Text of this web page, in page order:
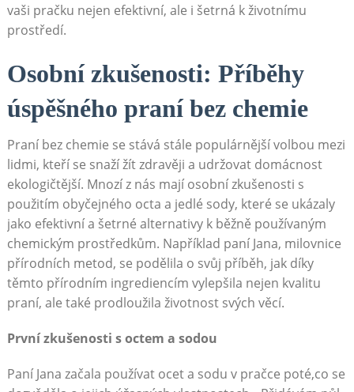
vaši pračku nejen efektivní, ⁤ale i šetrná k životnímu
prostředí.
Osobní zkušenosti: Příběhy ​
úspěšného praní bez chemie
Praní bez chemie se⁤ stává stále populárnější volbou mezi
lidmi, kteří se snaží žít‌ zdravěji a udržovat domácnost
ekologičtější. Mnozí z nás mají osobní zkušenosti s
použitím obyčejného⁤ octa a jedlé sody, které se ukázaly
jako efektivní ‌a šetrné alternativy k běžně používaným
chemickým prostředkům. Například paní Jana, milovnice
přírodních metod,⁣ se podělila o svůj příběh, jak díky
těmto přírodním ingrediencím ⁣vylepšila nejen kvalitu
praní, ale také prodloužila životnost svých věcí.
První zkušenosti s‌ octem a sodou
Paní Jana začala používat ocet a sodu v pračce poté,co se⁤